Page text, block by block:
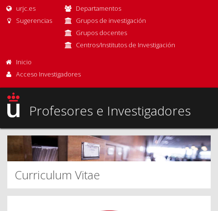
urjc.es
Sugerencias
Departamentos
Grupos de investigación
Grupos docentes
Centros/Institutos de Investigación
Inicio
Acceso Investigadores
Profesores e Investigadores
Curriculum Vitae